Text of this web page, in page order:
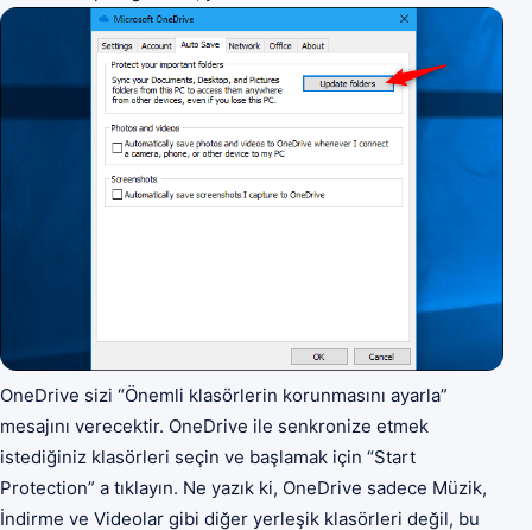
OneDrive sizi “Önemli klasörlerin korunmasını ayarla”
mesajını verecektir. OneDrive ile senkronize etmek
istediğiniz klasörleri seçin ve başlamak için “Start
Protection” a tıklayın. Ne yazık ki, OneDrive sadece Müzik,
İndirme ve Videolar gibi diğer yerleşik klasörleri değil, bu